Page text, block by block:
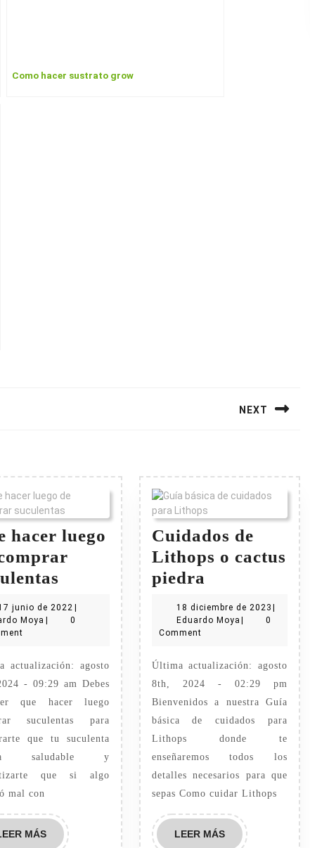
Como hacer sustrato grow
NEXT
hacer luego
luego
comprar
suculentas
junio de 2022 17
junio
Moya Eduardo
0
actualización: agosto
- 09:29 am Debes
que hacer luego
suculentas para
que tu suculenta
saludable y
que si algo
mal con
MÁSLEER
Cuidados de
Lithops o cactus
piedra
Lithops
cactus
piedra
18 diciembre de 2023 18
diciembre
Eduardo Moya Eduardo
0
Comment
Última actualización: agosto
8th, 2024 - 02:29 pm
Bienvenidos a nuestra Guía
básica de cuidados para
Lithops donde te
enseñaremos todos los
detalles necesarios para que
sepas Como cuidar Lithops
LEER MÁSLEER